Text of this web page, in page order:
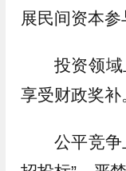
展民间资本
投资领
享受财政奖补
公平竞